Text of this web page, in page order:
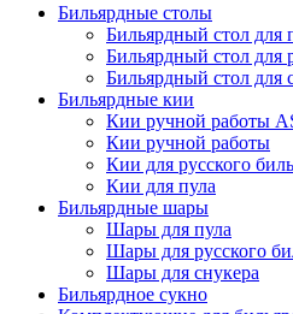
Бильярдные столы
Бильярдный стол для
Бильярдный стол для
Бильярдный стол для
Бильярдные кии
Кии ручной работы
Кии ручной работы
Кии для русского
Кии для пула
Бильярдные шары
Шары для пула
Шары для русского
Шары для снукера
Бильярдное сукно